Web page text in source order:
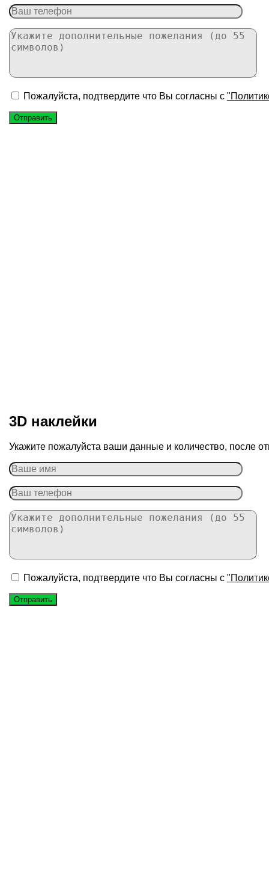
Пожалуйста, подтвердите что Вы согласны с
3D наклейки
Укажите пожалуйста ваши данные и количество, после
Пожалуйста, подтвердите что Вы согласны с